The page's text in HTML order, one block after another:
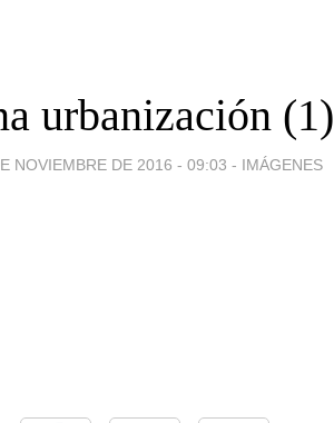
urbanización (1)
NOVIEMBRE DE 2016 - 09:03 - IMÁGENES